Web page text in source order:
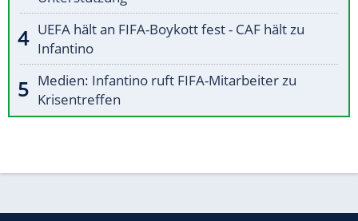
UEFA hält an FIFA-Boykott fest - CAF hält zu
Infantino
Medien: Infantino ruft FIFA-Mitarbeiter zu
Krisentreffen